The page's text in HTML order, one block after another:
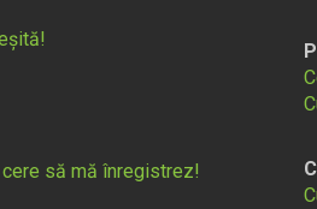
să mă înregistrez!